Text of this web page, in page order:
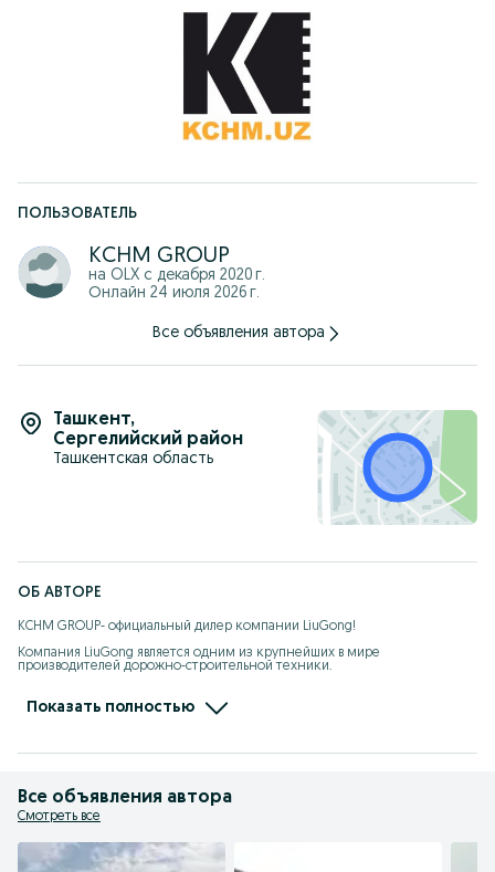
ТЕХНИЧЕСКИЕ ХАРАКТЕРИСТИКИ:
Эксплуатационная масса: 22 000 кг (22 тонны) Вместимость
Модель двигателя: Cummins 6BTAA5.9-C150-11 (6 цилиндров,
Мощность двигателя: 152 л.с. (112 кВт) при 1950 об/мин Макс.
Макс. радиус копания: 9 870 мм
Макс. высота выгрузки: 7 170 мм
Официальную гарантию от завода-изготовителя.
части.
Выгодные условия (лизинг, банковский кредит).
Адрес: г. Ташкент, Бектемирский район, ул. Олмос, 74.
ПОЛЬЗОВАТЕЛЬ
KCHM GROUP
на OLX с декабря 2020 г.
Онлайн 24 июля 2026 г.
Все объявления автора
Ташкент,
Сергелийский район
Ташкентская область
ОБ АВТОРЕ
KCHM GROUP- официальный дилер компании LiuGong!
Компания LiuGong является одним из крупнейших в мире
производителей дорожно-строительной техники.
- гарантия до 2х лет
- продажа, запчасти, выездной сервис
Показать полностью
Все объявления автора
Смотреть все